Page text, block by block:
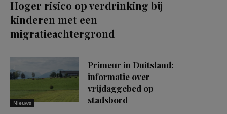
Hoger risico op verdrinking bij
kinderen met een
migratieachtergrond
Nieuws
Primeur in Duitsland:
informatie over
vrijdaggebed op
stadsbord